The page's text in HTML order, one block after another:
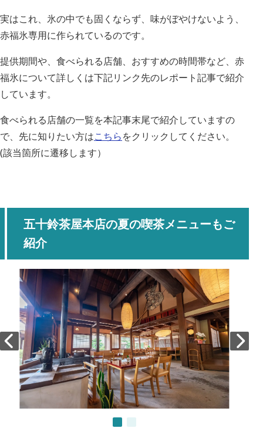
実はこれ、氷の中でも固くならず、味がぼやけないよう、
赤福氷専用に作られているのです。
提供期間や、食べられる店舗、おすすめの時間帯など、赤
福氷について詳しくは下記リンク先のレポート記事で紹介
しています。
食べられる店舗の一覧を本記事末尾で紹介していますの
で、先に知りたい方はこちらをクリックしてください。
(該当箇所に遷移します）
五十鈴茶屋本店の夏の喫茶メニューもご
紹介